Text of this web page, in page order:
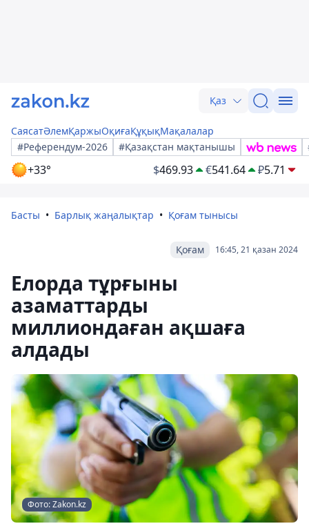
Қаз
СаясатӘлемҚаржыОқиғаҚұқықМақалалар
#Референдум-2026
#Қазақстан мақтанышы
+33° $469.93 €541.64 ₽5.71
Басты Барлық жаңалықтар Қоғам тынысы
16:45, 21 қазан 2024
Қоғам
Елорда тұрғыны
азаматтарды
миллиондаған ақшаға
алдады
Фото: Zakon.kz